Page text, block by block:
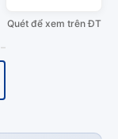
Quét để xem trên ĐT